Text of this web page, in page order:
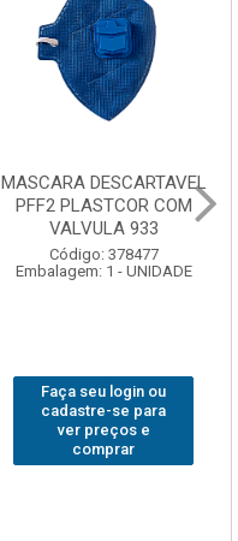
MASCARA DESCARTAVEL
PFF2 PLASTCOR COM
VALVULA 933
Código: 378477
Embalagem: 1 - UNIDADE
Faça seu login ou
cadastre-se para
ver preços e
comprar